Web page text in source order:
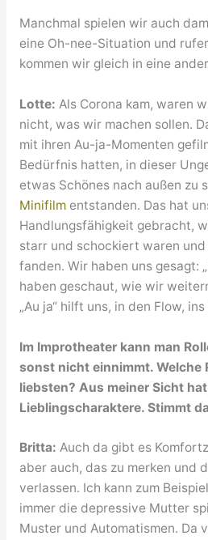
Manchmal spielen wir auch
eine Oh-nee-Situation und
kommen wir gleich in eine
Lotte: Als Corona kam, waren
nicht, was wir machen sollen.
mit ihren Au-ja-Momenten
Bedürfnis hatten, in dieser
etwas Schönes nach außen zu
Minifilmentstanden. Das hat
Handlungsfähigkeit gebracht,
starr und schockiert waren
fanden. Wir haben uns gesagt:
haben geschaut, wie wir
„Au ja“ hilft uns, in den Flow,
Im Improtheater kann man
sonst nicht einnimmt. Welche
liebsten? Aus meiner Sicht
Lieblingscharaktere. Stimmt
Britta: Auch da gibt es
aber auch, das zu merken und
verlassen. Ich kann zum
immer die depressive Mutter
Muster und Automatismen. Da